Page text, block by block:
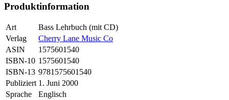
Produktinformation
Art
Bass Lehrbuch (mit CD)
Verlag
Cherry Lane Music Co
ASIN
1575601540
ISBN-10 1575601540
ISBN-13 9781575601540
Publiziert 1. Juni 2000
Sprache
Englisch